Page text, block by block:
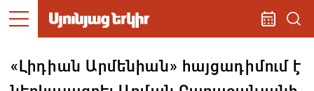
«Լիդիան Արմենիան» հայցադիմում է